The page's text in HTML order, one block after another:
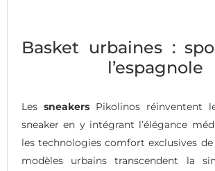
Basket urbaines :
l’espagnole
Les sneakers Pikolinos réinventent
sneaker en y intégrant l’élégance
les technologies comfort exclusives de
modèles urbains transcendent la